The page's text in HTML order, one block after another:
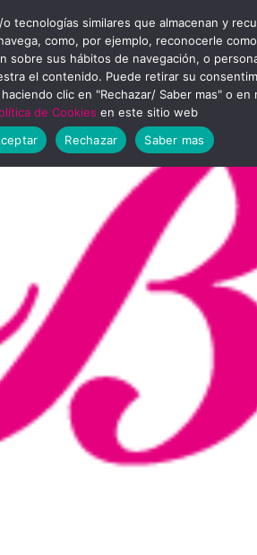
MENÚ
PRINCIPAL
tecnologías similares que almacenan y
como, por ejemplo, reconocerle
sobre sus hábitos de navegación, o
el contenido. Puede retirar su
clic en "Rechazar/ Saber mas" o en
de Cookies en este sitio web
Rechazar Saber mas